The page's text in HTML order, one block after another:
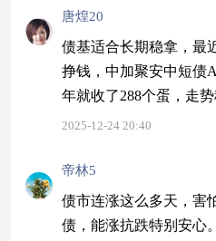
唐煌20
债基适合长期稳拿，最
挣钱，中加聚安中短债
年就收了288个蛋，走
蹲守好行情
2025-12-24 20:40
帝林5
债市连涨这么多天，害
债，能涨抗跌特别安心